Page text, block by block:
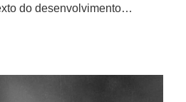
do desenvolvimento…